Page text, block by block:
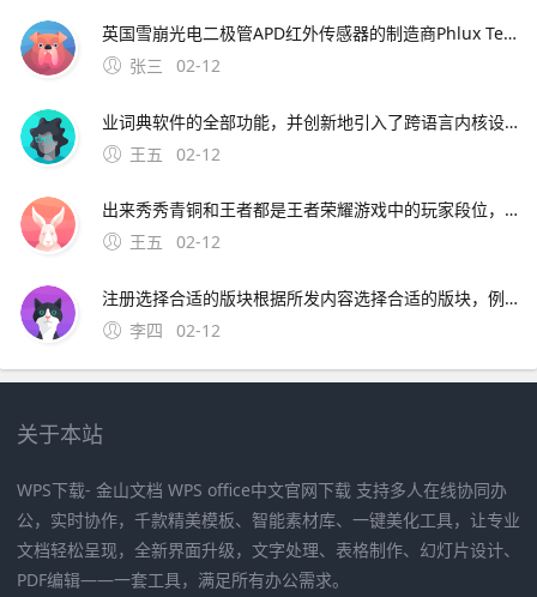
英国雪崩光电二极管APD红外传感器的制造商Phlux Technology以下简称“Phlux”公司推出Aura系列1550 nm无噪声InGaAs。在Luxlun
张三
02-12
业词典软件的全部功能，并创新地引入了跨语言内核设计及开放式的词典。灵格斯词霸是一个免费开放的词典，现在仍然可以正常使用，详见 本人也是普通用户，最近其功能一直正常，没有受到影响 不。官网链接 GoldenDict 推荐理
王五
02-12
出来秀秀青铜和王者都是王者荣耀游戏中的玩家段位，青铜是最差的，王者是最强段位，游戏玩家的交流中经常会有是青铜还是王者，都出来秀秀，意思就是不管你是什么段位，都秀了才知道。13、无论是男生
王五
02-12
注册选择合适的版块根据所发内容选择合适的版块，例如生活类图片可以选择“生活分享”版块点击发帖在所选版块的页面，找到并点击发帖的入口插入图片进入发帖编辑页面后，在编辑框的工。
李四
02-12
关于本站
WPS下载- 金山文档 WPS office中文官网下载 支持多人在线协同办
公，实时协作，千款精美模板、智能素材库、一键美化工具，让专业
文档轻松呈现，全新界面升级，文字处理、表格制作、幻灯片设计、
PDF编辑——一套工具，满足所有办公需求。